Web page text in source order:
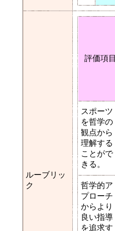
ルーブリッ
ク
評価項目
スポーツ
を哲学の
観点から
理解する
ことがで
きる。
哲学的ア
プローチ
からより
良い指導
を追求す